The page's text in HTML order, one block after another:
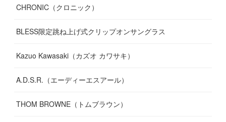
CHRONIC（クロニック）
BLESS限定跳ね上げ式クリップオンサングラス
Kazuo Kawasaki（カズオ カワサキ）
A.D.S.R.（エーディーエスアール）
THOM BROWNE（トムブラウン）